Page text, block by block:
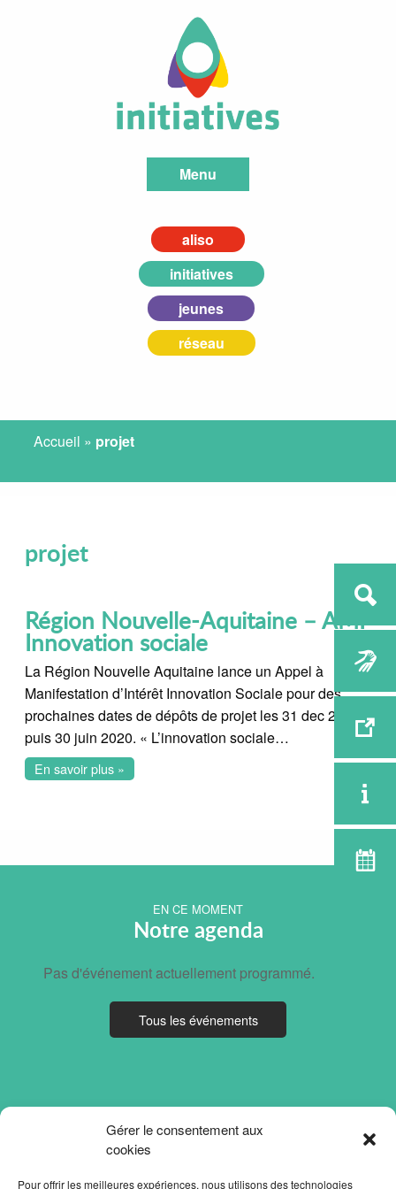
Gérer le consentement aux
cookies
Pour offrir les meilleures expériences, nous utilisons des technologies
Menu
aliso
initiatives
jeunes
réseau
Accueil » projet
projet
Région Nouvelle-Aquitaine – AMI
Innovation sociale
La Région Nouvelle Aquitaine lance un Appel à
Manifestation d’Intérêt Innovation Sociale pour des
prochaines dates de dépôts de projet les 31 dec 2019
puis 30 juin 2020. « L’innovation sociale…
En savoir plus »
EN CE MOMENT
Notre agenda
Pas d'événement actuellement programmé.
Tous les événements